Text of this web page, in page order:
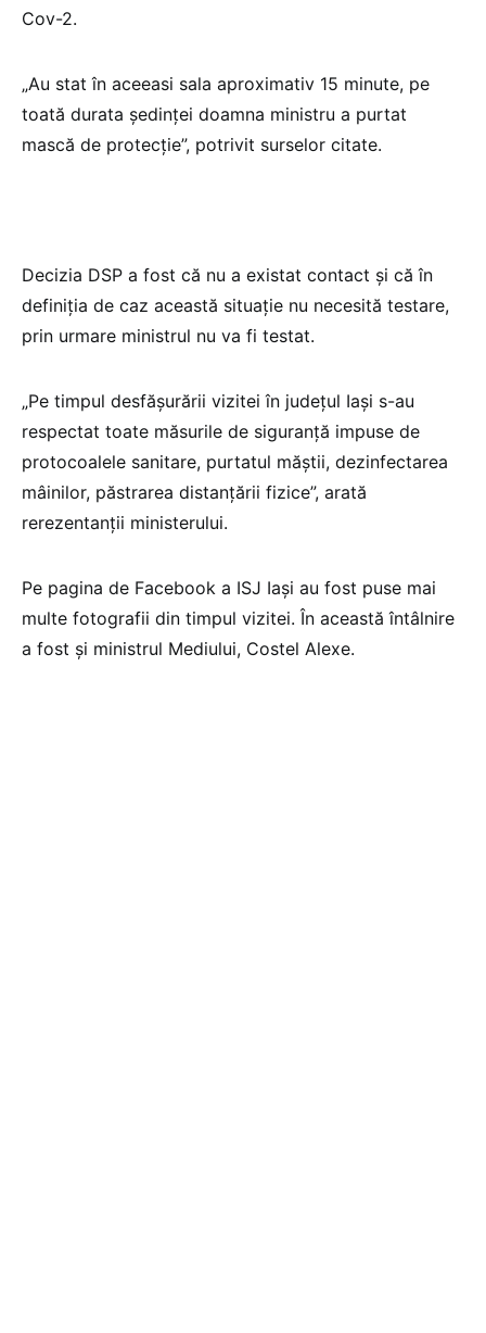
Cov-2.
„Au stat în aceeasi sala aproximativ 15 minute, pe
toată durata ședinței doamna ministru a purtat
mască de protecție”, potrivit surselor citate.
Decizia DSP a fost că nu a existat contact și că în
definiția de caz această situație nu necesită testare,
prin urmare ministrul nu va fi testat.
„Pe timpul desfășurării vizitei în județul Iași s-au
respectat toate măsurile de siguranță impuse de
protocoalele sanitare, purtatul măștii, dezinfectarea
mâinilor, păstrarea distanțării fizice”, arată
rerezentanții ministerului.
Pe pagina de Facebook a ISJ Iași au fost puse mai
multe fotografii din timpul vizitei. În această întâlnire
a fost și ministrul Mediului, Costel Alexe.